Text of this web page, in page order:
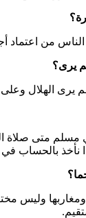
من اعتماد
الهلال
متى صلاة
نأخذ بالحساب
وليس